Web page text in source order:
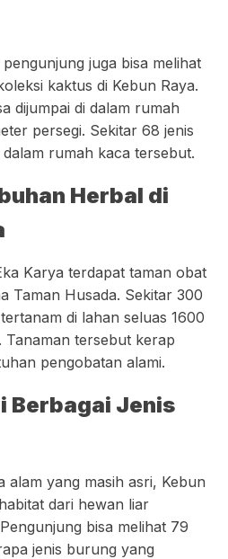
juga bisa melihat
kaktus di Kebun Raya.
dijumpai di dalam rumah
persegi. Sekitar 68 jenis
rumah kaca tersebut.
Herbal di
Karya terdapat taman obat
Taman Husada. Sekitar 300
di lahan seluas 1600
Tanaman tersebut kerap
pengobatan alami.
Berbagai Jenis
alam yang masih asri, Kebun
dari hewan liar
bisa melihat 79
jenis burung yang